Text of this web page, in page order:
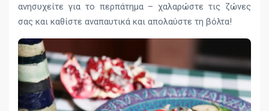
ανησυχείτε για το περπάτημα – χαλαρώστε τις ζώνες
σας και καθίστε αναπαυτικά και απολαύστε τη βόλτα!